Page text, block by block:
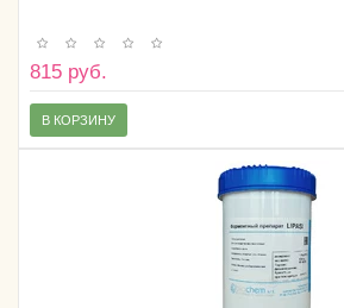
815 руб.
В КОРЗИНУ